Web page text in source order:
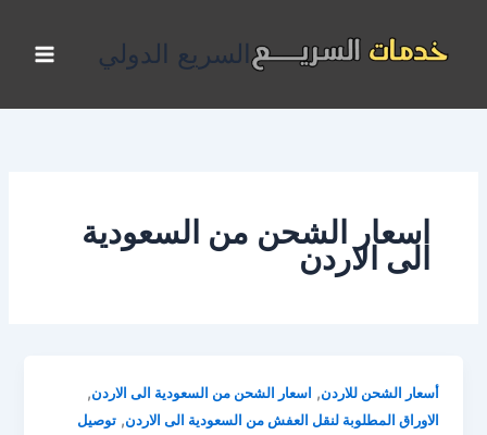
المحتوى
السريع الدولي
اسعار الشحن من السعودية
الى الاردن
أسعار الشحن للاردن, اسعار الشحن من السعودية الى الاردن,
الاوراق المطلوبة لنقل العفش من السعودية الى الاردن,توصيل